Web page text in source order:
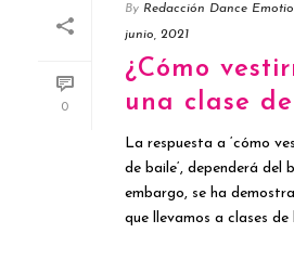
0
By Redacción Dance
junio, 2021
¿Cómo
una clase
La respuesta a ‘cómo
de baile‘, dependerá del
embargo, se ha
que llevamos a clases de